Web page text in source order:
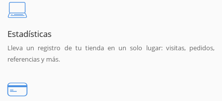
Estadísticas
Lleva un registro de tu tienda en un solo lugar: visitas, pedidos,
referencias y más.